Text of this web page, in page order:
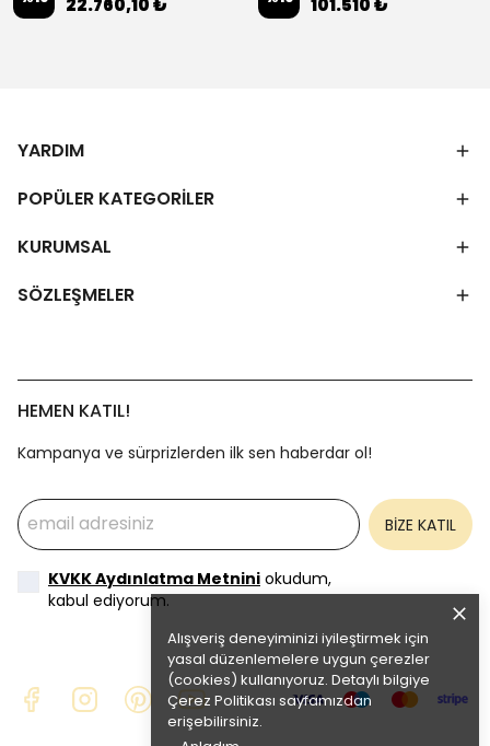
Alışveriş deneyiminizi iyileştirmek için
yasal düzenlemelere uygun çerezler
(cookies) kullanıyoruz. Detaylı bilgiye
Çerez Politikası sayfamızdan
erişebilirsiniz.
22.760,10 ₺ 101.510 ₺
YARDIM
POPÜLER KATEGORİLER
KURUMSAL
SÖZLEŞMELER
HEMEN KATIL!
Kampanya ve sürprizlerden ilk sen haberdar ol!
BİZE KATIL
KVKK Aydınlatma Metnini okudum,
kabul ediyorum.